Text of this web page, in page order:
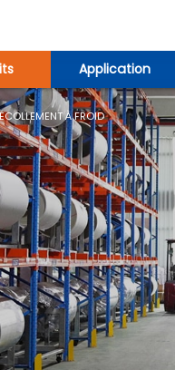
Application
À FROID